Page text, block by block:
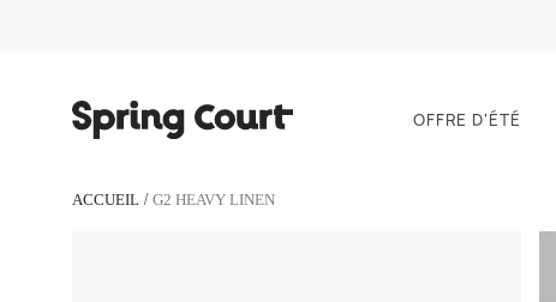
OFFRE D'ÉTÉ
ACCUEIL G2 HEAVY LINEN